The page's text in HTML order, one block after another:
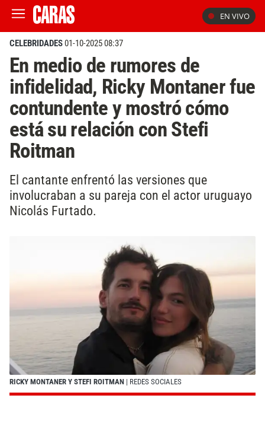
EN VIVO
CELEBRIDADES01-10-2025 08:37
En medio de rumores de
infidelidad, Ricky Montaner fue
contundente y mostró cómo
está su relación con Stefi
Roitman
El cantante enfrentó las versiones que
involucraban a su pareja con el actor uruguayo
Nicolás Furtado.
RICKY MONTANER Y STEFI ROITMAN | REDES SOCIALES